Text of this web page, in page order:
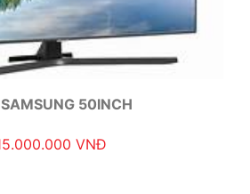
50INCH
VNĐ